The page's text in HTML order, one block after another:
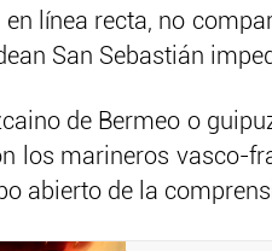
línea recta, no
San Sebastián
de Bermeo o
los marineros vasco-
abierto de la